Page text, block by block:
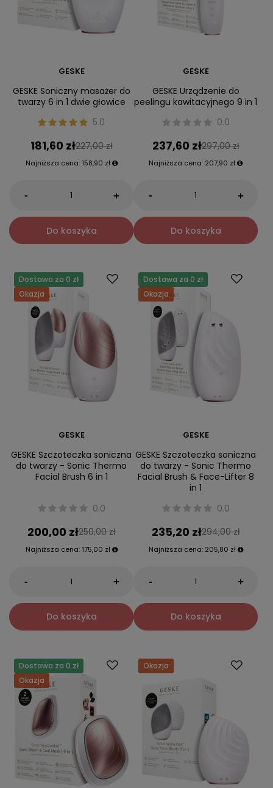
GESKE
GESKE Soniczny masażer do
twarzy 6 in 1 dwie głowice
5.0
181,60 zł227,00 zł
Najniższa cena: 158,90 zł
- +
Do koszyka
GESKE
GESKE Urządzenie do
peelingu kawitacyjnego 9 in 1
0.0
237,60 zł297,00 zł
Najniższa cena: 207,90 zł
- +
Do koszyka
Dostawa za 0 zł
Okazja
GESKE
GESKE Szczoteczka soniczna
do twarzy - Sonic Thermo
Facial Brush 6 in 1
0.0
200,00 zł250,00 zł
Najniższa cena: 175,00 zł
- +
Do koszyka
Dostawa za 0 zł
Okazja
GESKE
GESKE Szczoteczka soniczna
do twarzy - Sonic Thermo
Facial Brush & Face-Lifter 8
in 1
0.0
235,20 zł294,00 zł
Najniższa cena: 205,80 zł
- +
Do koszyka
Dostawa za 0 zł
Okazja
Okazja